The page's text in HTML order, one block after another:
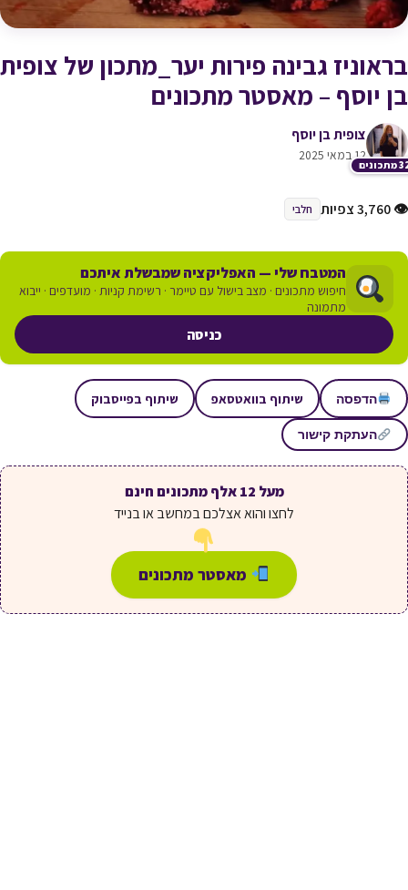
בראוניז גבינה פירות יער_מתכון של צופית
בן יוסף – מאסטר מתכונים
צופית בן יוסף
12 במאי 2025
👁 3,760 צפיות חלבי
המטבח שלי — האפליקציה שמבשלת איתכם
חיפוש מתכונים · מצב בישול עם טיימר · רשימת קניות · מועדפים · ייבוא
מתמונה
כניסה
הדפסה שיתוף בוואטסאפ שיתוף בפייסבוק
העתקת קישור
מעל 12 אלף מתכונים חינם
לחצו והוא אצלכם במחשב או בנייד
מאסטר מתכונים